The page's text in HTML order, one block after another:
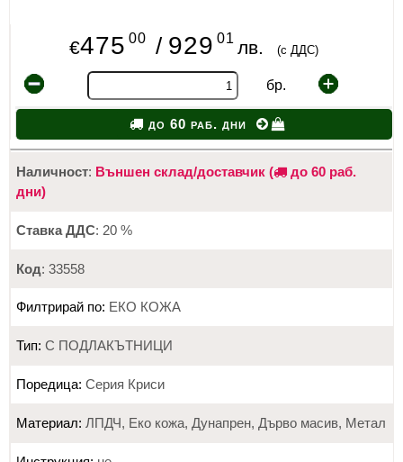
€475 00 / 929 01 лв. (с ДДС)
бр.
до 60 раб. дни
Наличност: Външен склад/доставчик (
до 60 раб.
дни)
Ставка ДДС: 20 %
Код: 33558
Филтрирай по: ЕКО КОЖА
Тип: С ПОДЛАКЪТНИЦИ
Поредица: Серия Криси
Материал: ЛПДЧ, Еко кожа, Дунапрен, Дърво масив, Метал